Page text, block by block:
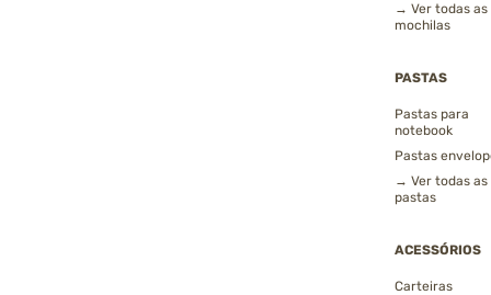
→ Ver todas as
mochilas
PASTAS
Pastas para
notebook
Pastas
→ Ver todas as
pastas
ACESSÓRIOS
Carteiras